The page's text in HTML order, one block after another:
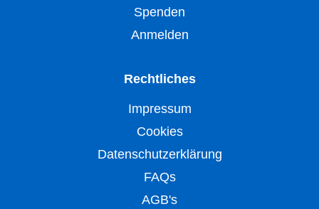
Spenden
Anmelden
Rechtliches
Impressum
Cookies
Datenschutzerklärung
FAQs
AGB's